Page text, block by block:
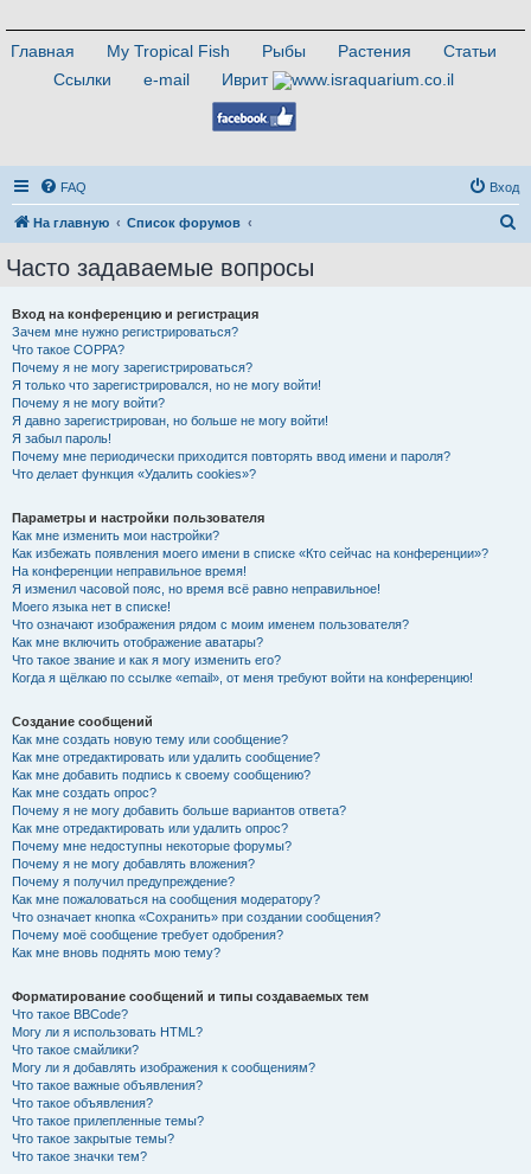
Главная My Tropical Fish Рыбы Растения
Статьи
Ссылки
e-mail Иврит
FAQ Вход
На главную Список форумов
Часто задаваемые вопросы
Вход на конференцию и регистрация
Зачем мне нужно регистрироваться?
Что такое COPPA?
Почему я не могу зарегистрироваться?
Я только что зарегистрировался, но не могу войти!
Почему я не могу войти?
Я давно зарегистрирован, но больше не могу войти!
Я забыл пароль!
Почему мне периодически приходится повторять ввод имени и пароля?
Что делает функция «Удалить cookies»?
Параметры и настройки пользователя
Как мне изменить мои настройки?
Как избежать появления моего имени в списке «Кто сейчас на конференции»?
На конференции неправильное время!
Я изменил часовой пояс, но время всё равно неправильное!
Моего языка нет в списке!
Что означают изображения рядом с моим именем пользователя?
Как мне включить отображение аватары?
Что такое звание и как я могу изменить его?
Когда я щёлкаю по ссылке «email», от меня требуют войти на конференцию!
Создание сообщений
Как мне создать новую тему или сообщение?
Как мне отредактировать или удалить сообщение?
Как мне добавить подпись к своему сообщению?
Как мне создать опрос?
Почему я не могу добавить больше вариантов ответа?
Как мне отредактировать или удалить опрос?
Почему мне недоступны некоторые форумы?
Почему я не могу добавлять вложения?
Почему я получил предупреждение?
Как мне пожаловаться на сообщения модератору?
Что означает кнопка «Сохранить» при создании сообщения?
Почему моё сообщение требует одобрения?
Как мне вновь поднять мою тему?
Форматирование сообщений и типы создаваемых тем
Что такое BBCode?
Могу ли я использовать HTML?
Что такое смайлики?
Могу ли я добавлять изображения к сообщениям?
Что такое важные объявления?
Что такое объявления?
Что такое прилепленные темы?
Что такое закрытые темы?
Что такое значки тем?